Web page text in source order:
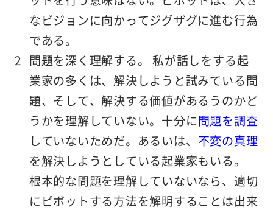
なビジョンに向かってジグザグに進む行為
である。
問題を深く理解する。
私が話しをする起
業家の多くは、解決しようと試みている問
題、そして、解決する価値があるうのかど
うかを理解していない。十分に問題を調査
していないためだ。あるいは、 不変の真理
を解決しようとしている起業家もいる。
根本的な問題を理解していないなら、適切
にピボットする方法を解明することは出来